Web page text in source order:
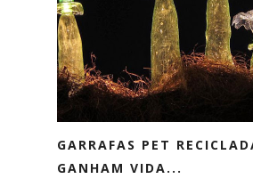
GARRAFAS PET
GANHAM VIDA...